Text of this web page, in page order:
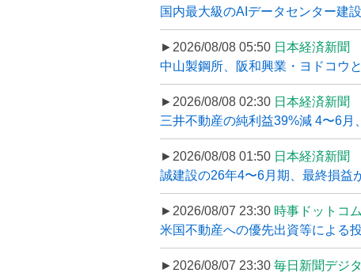
国内最大級のAIデータセンター建
►2026/08/08 05:50 日本経済新聞
中山製鋼所、阪和興業・ヨドコウ
►2026/08/08 02:30 日本経済新聞
三井不動産の純利益39%減 4〜6
►2026/08/08 01:50 日本経済新聞
誠建設の26年4〜6月期、最終損益
►2026/08/07 23:30 時事ドットコム
米国不動産への優先出資等による
►2026/08/07 23:30 毎日新聞デジ